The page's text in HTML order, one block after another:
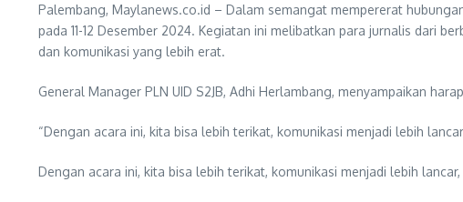
Palembang, Maylanews.co.id – Dalam semangat mempererat
pada 11-12 Desember 2024. Kegiatan ini melibatkan para jurnalis dari
dan komunikasi yang lebih erat.
General Manager PLN UID S2JB, Adhi Herlambang, menyampaikan
“Dengan acara ini, kita bisa lebih terikat, komunikasi menjadi lebih
Dengan acara ini, kita bisa lebih terikat, komunikasi menjadi lebih